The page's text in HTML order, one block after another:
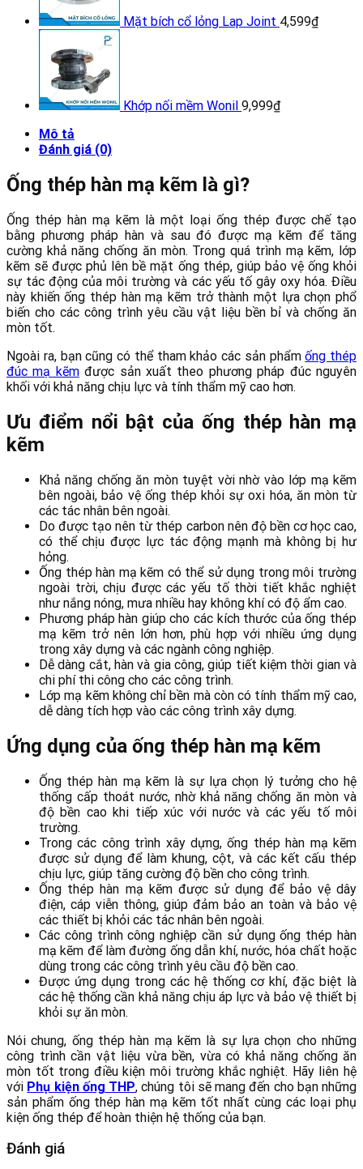
Mặt bích cổ lỏng Lap Joint 4,599₫
Khớp nối mềm Wonil 9,999₫
Mô tả
Đánh giá (0)
Ống thép hàn mạ kẽm là gì?
Ống thép hàn mạ kẽm là một loại ống thép được chế tạo
bằng phương pháp hàn và sau đó được mạ kẽm để tăng
cường khả năng chống ăn mòn. Trong quá trình mạ kẽm, lớp
kẽm sẽ được phủ lên bề mặt ống thép, giúp bảo vệ ống khỏi
sự tác động của môi trường và các yếu tố gây oxy hóa. Điều
này khiến ống thép hàn mạ kẽm trở thành một lựa chọn phổ
biến cho các công trình yêu cầu vật liệu bền bỉ và chống ăn
mòn tốt.
Ngoài ra, bạn cũng có thể tham khảo các sản phẩmống thép
đúc mạ kẽmđược sản xuất theo phương pháp đúc nguyên
khối với khả năng chịu lực và tính thẩm mỹ cao hơn.
Ưu điểm nổi bật của ống thép hàn mạ
kẽm
Khả năng chống ăn mòn tuyệt vời nhờ vào lớp mạ kẽm
bên ngoài, bảo vệ ống thép khỏi sự oxi hóa, ăn mòn từ
các tác nhân bên ngoài.
Do được tạo nên từ thép carbon nên độ bền cơ học cao,
có thể chịu được lực tác động mạnh mà không bị hư
hỏng.
Ống thép hàn mạ kẽm có thể sử dụng trong môi trường
ngoài trời, chịu được các yếu tố thời tiết khắc nghiệt
như nắng nóng, mưa nhiều hay không khí có độ ẩm cao.
Phương pháp hàn giúp cho các kích thước của ống thép
mạ kẽm trở nên lớn hơn, phù hợp với nhiều ứng dụng
trong xây dựng và các ngành công nghiệp.
Dễ dàng cắt, hàn và gia công, giúp tiết kiệm thời gian và
chi phí thi công cho các công trình.
Lớp mạ kẽm không chỉ bền mà còn có tính thẩm mỹ cao,
dễ dàng tích hợp vào các công trình xây dựng.
Ứng dụng của ống thép hàn mạ kẽm
Ống thép hàn mạ kẽm là sự lựa chọn lý tưởng cho hệ
thống cấp thoát nước, nhờ khả năng chống ăn mòn và
độ bền cao khi tiếp xúc với nước và các yếu tố môi
trường.
Trong các công trình xây dựng, ống thép hàn mạ kẽm
được sử dụng để làm khung, cột, và các kết cấu thép
chịu lực, giúp tăng cường độ bền cho công trình.
Ống thép hàn mạ kẽm được sử dụng để bảo vệ dây
điện, cáp viễn thông, giúp đảm bảo an toàn và bảo vệ
các thiết bị khỏi các tác nhân bên ngoài.
Các công trình công nghiệp cần sử dụng ống thép hàn
mạ kẽm để làm đường ống dẫn khí, nước, hóa chất hoặc
dùng trong các công trình yêu cầu độ bền cao.
Được ứng dụng trong các hệ thống cơ khí, đặc biệt là
các hệ thống cần khả năng chịu áp lực và bảo vệ thiết bị
khỏi sự ăn mòn.
Nói chung, ống thép hàn mạ kẽm là sự lựa chọn cho những
công trình cần vật liệu vừa bền, vừa có khả năng chống ăn
mòn tốt trong điều kiện môi trường khắc nghiệt. Hãy liên hệ
với Phụ kiện ống THP, chúng tôi sẽ mang đến cho bạn những
sản phẩm ống thép hàn mạ kẽm tốt nhất cùng các loại phụ
kiện ống thép để hoàn thiện hệ thống của bạn.
Đánh giá